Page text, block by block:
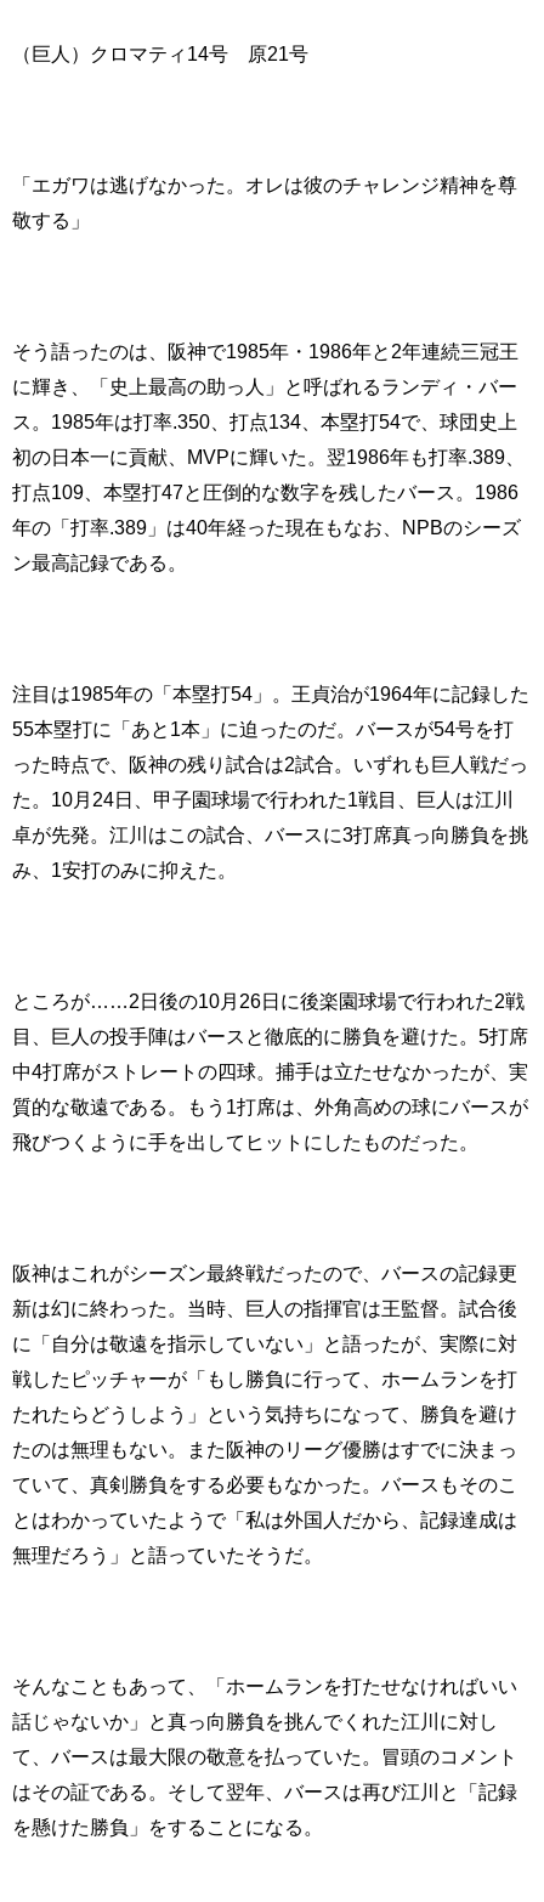
（巨人）クロマティ14号 原21号
「エガワは逃げなかった。オレは彼のチャレンジ精神を尊
敬する」
そう語ったのは、阪神で1985年・1986年と2年連続三冠王
に輝き、「史上最高の助っ人」と呼ばれるランディ・バー
ス。1985年は打率.350、打点134、本塁打54で、球団史上
初の日本一に貢献、MVPに輝いた。翌1986年も打率.389、
打点109、本塁打47と圧倒的な数字を残したバース。1986
年の「打率.389」は40年経った現在もなお、NPBのシーズ
ン最高記録である。
注目は1985年の「本塁打54」。王貞治が1964年に記録した
55本塁打に「あと1本」に迫ったのだ。バースが54号を打
った時点で、阪神の残り試合は2試合。いずれも巨人戦だっ
た。10月24日、甲子園球場で行われた1戦目、巨人は江川
卓が先発。江川はこの試合、バースに3打席真っ向勝負を挑
み、1安打のみに抑えた。
ところが……2日後の10月26日に後楽園球場で行われた2戦
目、巨人の投手陣はバースと徹底的に勝負を避けた。5打席
中4打席がストレートの四球。捕手は立たせなかったが、実
質的な敬遠である。もう1打席は、外角高めの球にバースが
飛びつくように手を出してヒットにしたものだった。
阪神はこれがシーズン最終戦だったので、バースの記録更
新は幻に終わった。当時、巨人の指揮官は王監督。試合後
に「自分は敬遠を指示していない」と語ったが、実際に対
戦したピッチャーが「もし勝負に行って、ホームランを打
たれたらどうしよう」という気持ちになって、勝負を避け
たのは無理もない。また阪神のリーグ優勝はすでに決まっ
ていて、真剣勝負をする必要もなかった。バースもそのこ
とはわかっていたようで「私は外国人だから、記録達成は
無理だろう」と語っていたそうだ。
そんなこともあって、「ホームランを打たせなければいい
話じゃないか」と真っ向勝負を挑んでくれた江川に対し
て、バースは最大限の敬意を払っていた。冒頭のコメント
はその証である。そして翌年、バースは再び江川と「記録
を懸けた勝負」をすることになる。